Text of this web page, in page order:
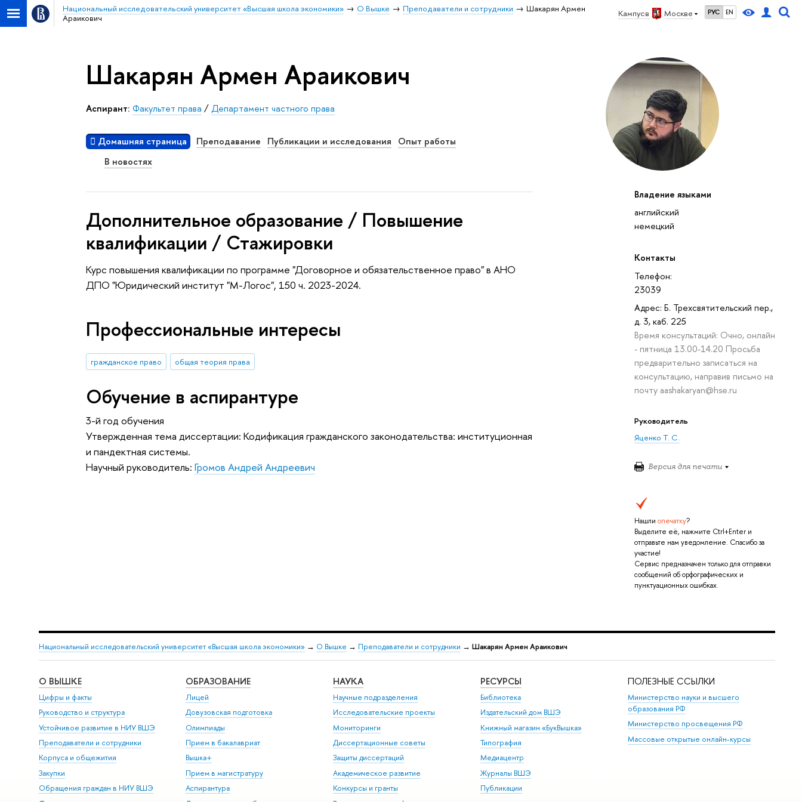
Кампус в Москве РУС EN
Национальный исследовательский университет «Высшая школа экономики» О Вышке Преподаватели и сотрудники
Шакарян Армен
Араикович
Владение языками
английский
немецкий
Контакты
Телефон:
23039
Адрес: Б. Трехсвятительский пер.,
д. 3, каб. 225
Время консультаций: Очно, онлайн
- пятница 13.00-14.20 Просьба
предварительно записаться на
консультацию, направив письмо на
почту aashakaryan@hse.ru
Руководитель
Яценко Т. С.
Версия для печати
Нашли опечатку?
Выделите её, нажмите Ctrl+Enter и
отправьте нам уведомление. Спасибо за
участие!
Сервис предназначен только для отправки
сообщений об орфографических и
пунктуационных ошибках.
Шакарян Армен Араикович
Аспирант: Факультет права /Департамент частного права
Домашняя страница Преподавание Публикации и исследования
Опыт работы
В новостях
Дополнительное образование / Повышение
квалификации / Стажировки
Курс повышения квалификации по программе "Договорное и обязательственное право" в АНО
ДПО "Юридический институт "М-Логос", 150 ч. 2023-2024.
Профессиональные интересы
гражданское право общая теория права
Обучение в аспирантуре
3-й год обучения
Утвержденная тема диссертации: Кодификация гражданского законодательства: институционная
и пандектная системы.
Научный руководитель:Громов Андрей Андреевич
Национальный исследовательский университет «Высшая школа экономики» → О Вышке → Преподаватели и сотрудники → Шакарян Армен Араикович
О ВЫШКЕ
Цифры и факты
Руководство и структура
Устойчивое развитие в НИУ ВШЭ
Преподаватели и сотрудники
Корпуса и общежития
Закупки
Обращения граждан в НИУ ВШЭ
ОБРАЗОВАНИЕ
Лицей
Довузовская подготовка
Олимпиады
Прием в бакалавриат
Вышка+
Прием в магистратуру
Аспирантура
НАУКА
Научные подразделения
Исследовательские проекты
Мониторинги
Диссертационные советы
Защиты диссертаций
Академическое развитие
Конкурсы и гранты
РЕСУРСЫ
Библиотека
Издательский дом ВШЭ
Книжный магазин «БукВышка»
Типография
Медиацентр
Журналы ВШЭ
Публикации
ПОЛЕЗНЫЕ ССЫЛКИ
Министерство науки и высшего
образования РФ
Министерство просвещения РФ
Массовые открытые онлайн-курсы